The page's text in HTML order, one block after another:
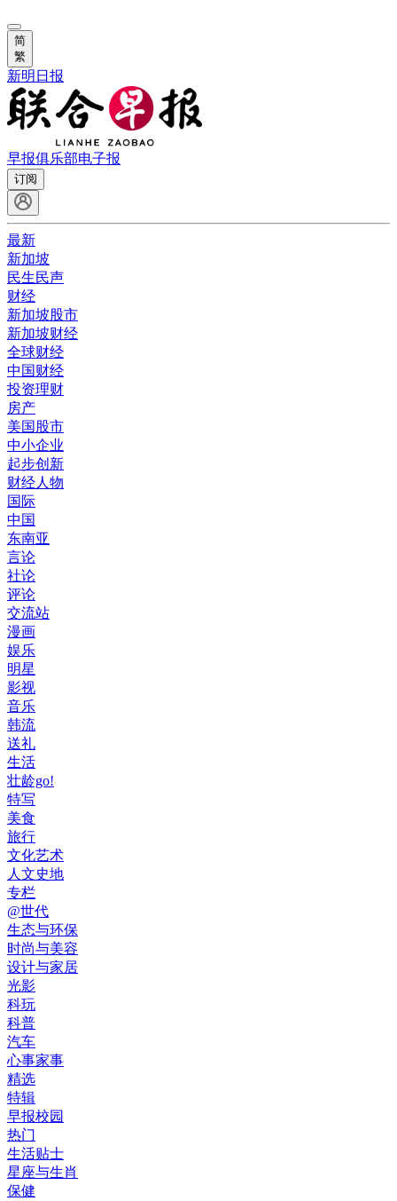
简
繁
新明日报
早报俱乐部电子报
订阅
最新
新加坡
民生民声
财经
新加坡股市
新加坡财经
全球财经
中国财经
投资理财
房产
美国股市
中小企业
起步创新
财经人物
国际
中国
东南亚
言论
社论
评论
交流站
漫画
娱乐
明星
影视
音乐
韩流
送礼
生活
壮龄go!
特写
美食
旅行
文化艺术
人文史地
专栏
@世代
生态与环保
时尚与美容
设计与家居
光影
科玩
科普
汽车
心事家事
精选
特辑
早报校园
热门
生活贴士
星座与生肖
保健